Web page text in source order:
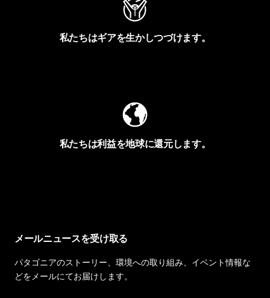
私たちはギアを生かしつづけます。
私たちは利益を地球に還元します。
メールニュースを受け取る
パタゴニアのストーリー、環境への取り組み、イベント情報な
どをメールにてお届けします。